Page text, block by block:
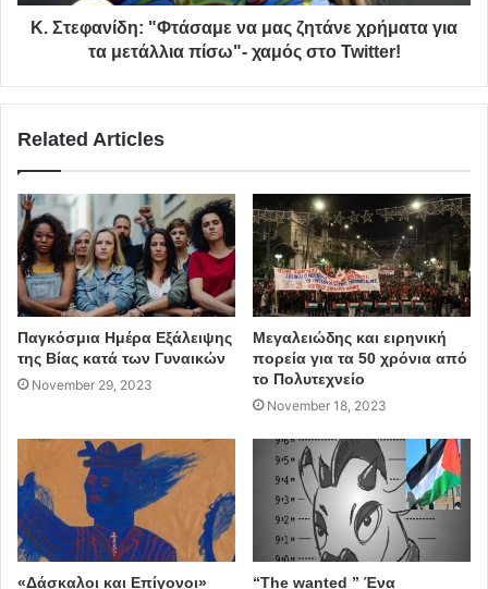
Κ. Στεφανίδη: "Φτάσαμε να μας ζητάνε χρήματα για
τα μετάλλια πίσω"- χαμός στο Twitter!
Related Articles
Παγκόσμια Ημέρα Εξάλειψης
της Βίας κατά των Γυναικών
November 29, 2023
Μεγαλειώδης και ειρηνική
πορεία για τα 50 χρόνια από
το Πολυτεχνείο
November 18, 2023
«Δάσκαλοι και Επίγονοι» “The wanted ” Ένα